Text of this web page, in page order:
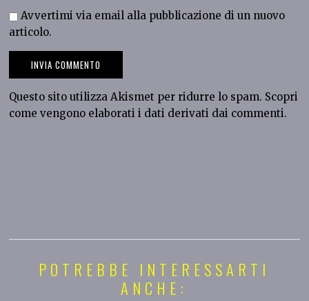
Avvertimi via email alla pubblicazione di un nuovo
articolo.
Questo sito utilizza Akismet per ridurre lo spam. Scopri
come vengono elaborati i dati derivati dai commenti.
POTREBBE INTERESSARTI
ANCHE: